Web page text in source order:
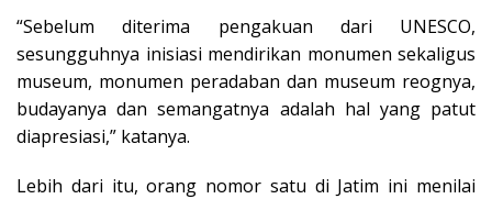
“Sebelum diterima pengakuan dari UNESCO,
sesungguhnya inisiasi mendirikan monumen sekaligus
museum, monumen peradaban dan museum reognya,
budayanya dan semangatnya adalah hal yang patut
diapresiasi,” katanya.
Lebih dari itu, orang nomor satu di Jatim ini menilai